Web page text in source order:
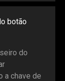
botão
do
a chave de